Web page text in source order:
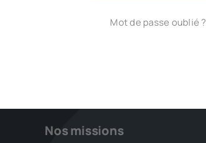
Mot de passe oublié ?
Nos missions